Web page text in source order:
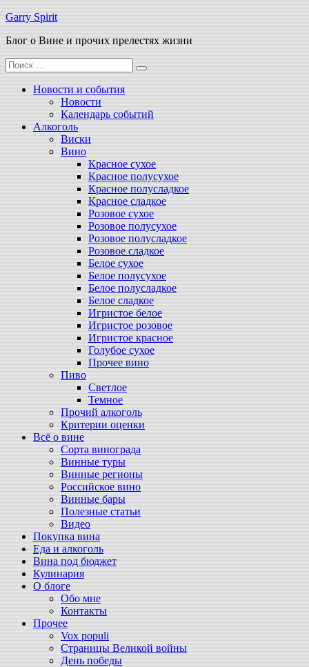
Перейти
содержимому
Garry Spirit
Блог о Вине и прочих прелестях жизни
Поиск
для:
Новости и события
Новости
Календарь событий
Алкоголь
Виски
Вино
Красное сухое
Красное полусухое
Красное полусладкое
Красное сладкое
Розовое сухое
Розовое полусухое
Розовое полусладкое
Розовое сладкое
Белое сухое
Белое полусухое
Белое полусладкое
Белое сладкое
Игристое белое
Игристое розовое
Игристое красное
Голубое сухое
Прочее вино
Пиво
Светлое
Темное
Прочий алкоголь
Критерии оценки
Всё о вине
Сорта винограда
Винные туры
Винные регионы
Российское вино
Винные бары
Полезные статьи
Видео
Покупка вина
Еда и алкоголь
Вина под бюджет
Кулинария
О блоге
Обо мне
Контакты
Прочее
Vox populi
Страницы Великой войны
День победы